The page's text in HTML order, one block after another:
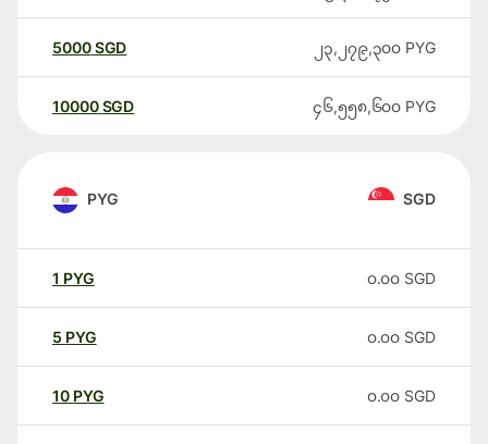
5000SGD ၂၃,၂၇၉,၃၀၀ PYG
10000 SGD ၄၆,၅၅၈,၆၀၀ PYG
PYG SGD
1 PYG ၀.၀၀ SGD
5 PYG ၀.၀၀ SGD
10 PYG ၀.၀၀ SGD